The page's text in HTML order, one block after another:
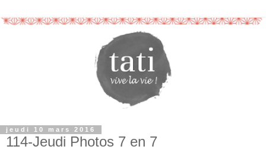
jeudi 10 mars 2016
114-Jeudi Photos 7 en 7